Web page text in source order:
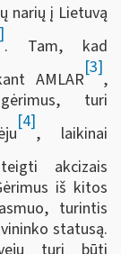
narių į Lietuvą
. Tam, kad
AMLAR
[3]
,
turi
[4]
, laikinai
akcizais
iš kitos
turintis
statusą.
turi būti